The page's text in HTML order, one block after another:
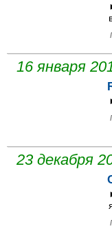
16 января
23 декабря